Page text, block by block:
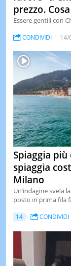
prezzo.
Essere gentili con
CONDIVIDI 14/
Spiaggia
spiaggia
Milano
Un’indagine svela
posto in prima fila
14 CONDIVIDI